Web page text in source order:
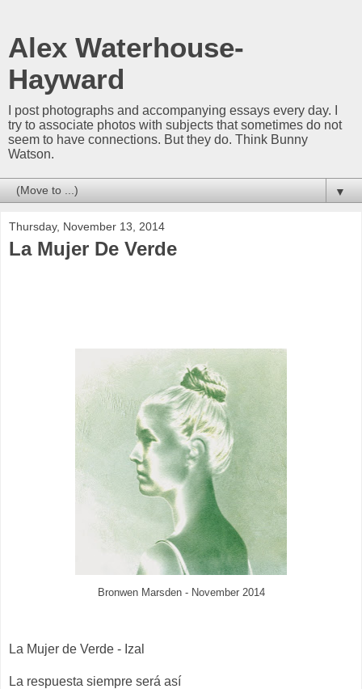
Alex Waterhouse-
Hayward
I post photographs and accompanying essays every day. I
try to associate photos with subjects that sometimes do not
seem to have connections. But they do. Think Bunny
Watson.
▼
Thursday, November 13, 2014
La Mujer De Verde
Bronwen Marsden - November 2014
La Mujer de Verde - Izal
La respuesta siempre será así